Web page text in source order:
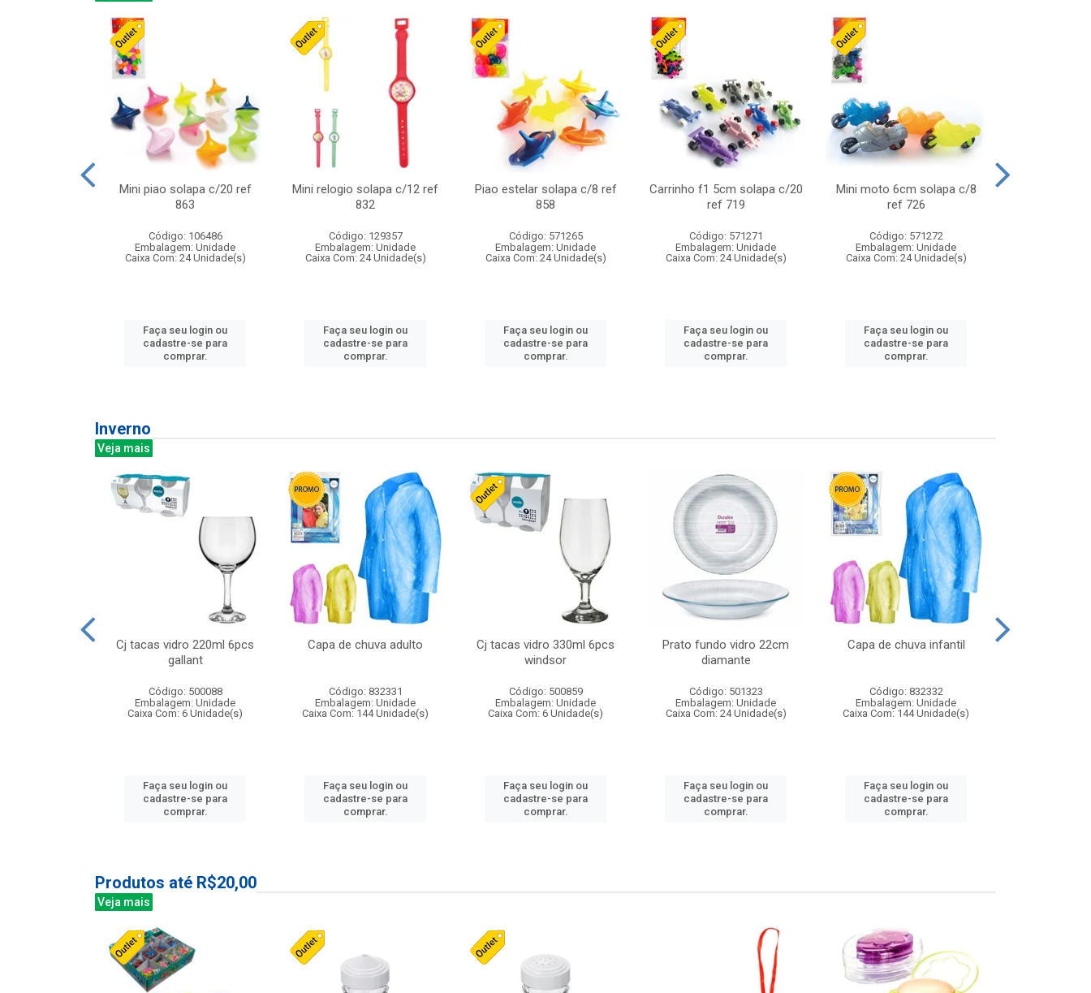
Mini piao solapa c/20 ref
863
Código: 106486
Embalagem: Unidade
Caixa Com: 24 Unidade(s)
Faça seu login ou
cadastre-se para
comprar.
Mini relogio solapa c/12 ref
832
Código: 129357
Embalagem: Unidade
Caixa Com: 24 Unidade(s)
Faça seu login ou
cadastre-se para
comprar.
Piao estelar solapa c/8 ref
858
Código: 571265
Embalagem: Unidade
Caixa Com: 24 Unidade(s)
Faça seu login ou
cadastre-se para
comprar.
Carrinho f1 5cm solapa c/20
ref 719
Código: 571271
Embalagem: Unidade
Caixa Com: 24 Unidade(s)
Faça seu login ou
cadastre-se para
comprar.
Mini moto 6cm solapa c/8
ref 726
Código: 571272
Embalagem: Unidade
Caixa Com: 24 Unidade(s)
Faça seu login ou
cadastre-se para
comprar.
Inverno
Veja mais
Cj tacas vidro 220ml 6pcs
gallant
Código: 500088
Embalagem: Unidade
Caixa Com: 6 Unidade(s)
Faça seu login ou
cadastre-se para
comprar.
Capa de chuva adulto
Código: 832331
Embalagem: Unidade
Caixa Com: 144 Unidade(s)
Faça seu login ou
cadastre-se para
comprar.
Cj tacas vidro 330ml 6pcs
windsor
Código: 500859
Embalagem: Unidade
Caixa Com: 6 Unidade(s)
Faça seu login ou
cadastre-se para
comprar.
Prato fundo vidro 22cm
diamante
Código: 501323
Embalagem: Unidade
Caixa Com: 24 Unidade(s)
Faça seu login ou
cadastre-se para
comprar.
Capa de chuva infantil
Código: 832332
Embalagem: Unidade
Caixa Com: 144 Unidade(s)
Faça seu login ou
cadastre-se para
comprar.
Produtos até R$20,00
Veja mais